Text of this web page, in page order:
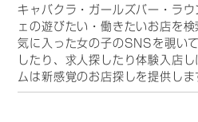
キャバクラ・ガールズバー・ラ
ェの遊びたい・働きたいお店を検
気に入った女の子のSNSを覗い
したり、求人探したり体験入店
ムは新感覚のお店探しを提供し